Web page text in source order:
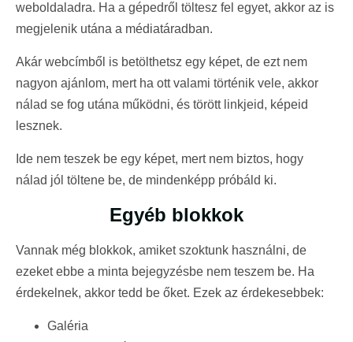
weboldaladra. Ha a gépedről töltesz fel egyet, akkor az is
megjelenik utána a médiatáradban.
Akár webcímből is betölthetsz egy képet, de ezt nem
nagyon ajánlom, mert ha ott valami történik vele, akkor
nálad se fog utána működni, és törött linkjeid, képeid
lesznek.
Ide nem teszek be egy képet, mert nem biztos, hogy
nálad jól töltene be, de mindenképp próbáld ki.
Egyéb blokkok
Vannak még blokkok, amiket szoktunk használni, de
ezeket ebbe a minta bejegyzésbe nem teszem be. Ha
érdekelnek, akkor tedd be őket. Ezek az érdekesebbek:
Galéria